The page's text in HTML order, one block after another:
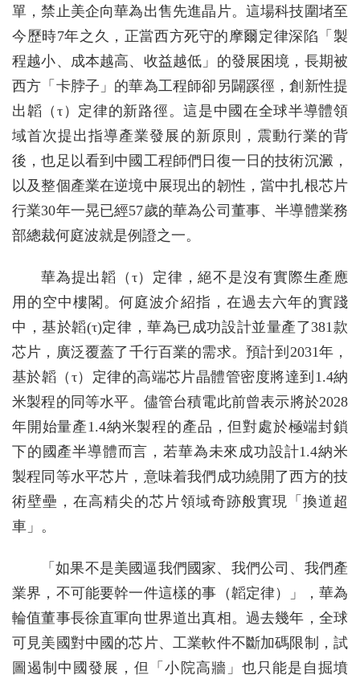
單，禁止美企向華為出售先進晶片。這場科技圍堵至
今歷時7年之久，正當西方死守的摩爾定律深陷「製
程越小、成本越高、收益越低」的發展困境，長期被
西方「卡脖子」的華為工程師卻另闢蹊徑，創新性提
出韜（τ）定律的新路徑。這是中國在全球半導體領
域首次提出指導產業發展的新原則，震動行業的背
後，也足以看到中國工程師們日復一日的技術沉澱，
以及整個產業在逆境中展現出的韌性，當中扎根芯片
行業30年一晃已經57歲的華為公司董事、半導體業務
部總裁何庭波就是例證之一。
華為提出韜（τ）定律，絕不是沒有實際生產應
用的空中樓閣。何庭波介紹指，在過去六年的實踐
中，基於韜(τ)定律，華為已成功設計並量產了381款
芯片，廣泛覆蓋了千行百業的需求。預計到2031年，
基於韜（τ）定律的高端芯片晶體管密度將達到1.4納
米製程的同等水平。儘管台積電此前曾表示將於2028
年開始量產1.4納米製程的產品，但對處於極端封鎖
下的國產半導體而言，若華為未來成功設計1.4納米
製程同等水平芯片，意味着我們成功繞開了西方的技
術壁壘，在高精尖的芯片領域奇跡般實現「換道超
車」。
「如果不是美國逼我們國家、我們公司、我們產
業界，不可能要幹一件這樣的事（韜定律）」，華為
輪值董事長徐直軍向世界道出真相。過去幾年，全球
可見美國對中國的芯片、工業軟件不斷加碼限制，試
圖遏制中國發展，但「小院高牆」也只能是自掘墳